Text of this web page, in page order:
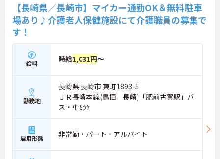
【長崎県／長崎市】マイカー通勤OK＆無料駐車
場あり♪介護老人保健施設にて介護職員の募集で
す！
給料 時給1,031円～
勤務地
長崎県 長崎市 東町1893-5
ＪＲ長崎本線(鳥栖－長崎)「肥前古賀駅」バ
ス・車8分
雇用形態 非常勤・パート・アルバイト